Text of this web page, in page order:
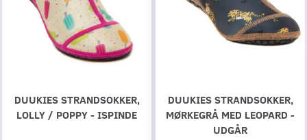
DUUKIES STRANDSOKKER,
LOLLY / POPPY - ISPINDE
DUUKIES STRANDSOKKER,
MØRKEGRÅ MED LEOPARD -
UDGÅR